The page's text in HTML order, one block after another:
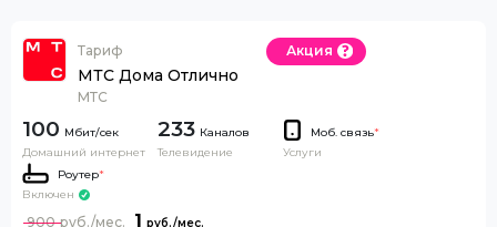
Тариф
МТС Дома Отлично
МТС
Акция
100
Домашний интернет
233 Каналов
Телевидение
Моб. связь*
Услуги
Роутер*
Включен
1
900